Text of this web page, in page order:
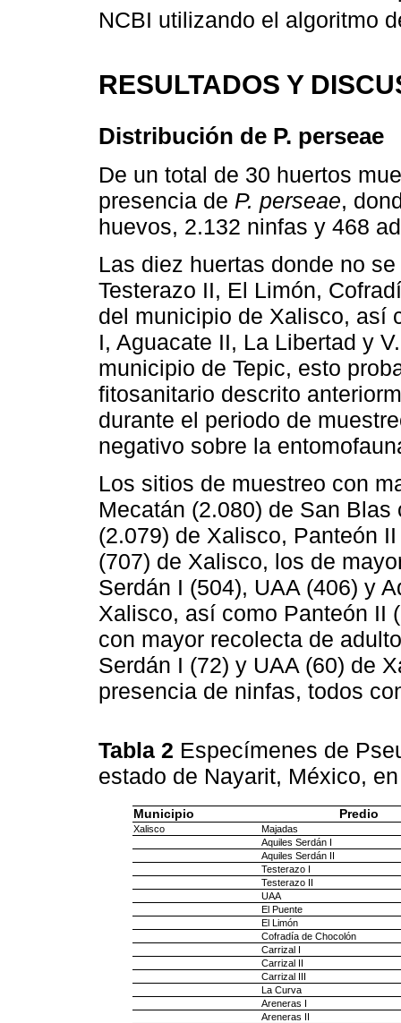
NCBI utilizando el algoritmo
RESULTADOS Y
Distribución de P. perseae
De un total de 30 huertos
presencia de P. perseae,
huevos, 2.132 ninfas y 468
Las diez huertas donde no
Testerazo II, El Limón,
del municipio de Xalisco, así
I, Aguacate II, La Libertad y
municipio de Tepic, esto
fitosanitario descrito
durante el periodo de
negativo sobre la
Los sitios de muestreo con
Mecatán (2.080) de San
(2.079) de Xalisco, Panteón
(707) de Xalisco, los de
Serdán I (504), UAA (406) y
Xalisco, así como Panteón II
con mayor recolecta de
Serdán I (72) y UAA (60) de
presencia de ninfas, todos
Tabla 2 Especímenes de
estado de Nayarit, México,
Municipio Predio
Xalisco
Majadas
Aquiles Serdán I
Aquiles Serdán II
Testerazo I
Testerazo II
UAA
El Puente
El Limón
Cofradía de Chocolón
Carrizal I
Carrizal II
Carrizal III
La Curva
Areneras I
Areneras II